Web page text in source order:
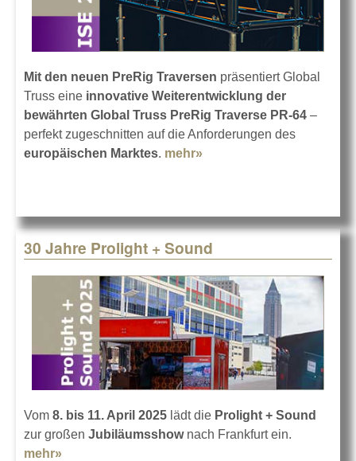
Mit den neuen PreRig Traversen präsentiert Global
Truss eine innovative Weiterentwicklung der
bewährten Global Truss PreRig Traverse PR-64 –
perfekt zugeschnitten auf die Anforderungen des
europäischen Marktes. mehr»
30 Jahre Prolight + Sound
Vom 8. bis 11. April 2025 lädt die Prolight + Sound
zur großen Jubiläumsshownach Frankfurt ein.
mehr»